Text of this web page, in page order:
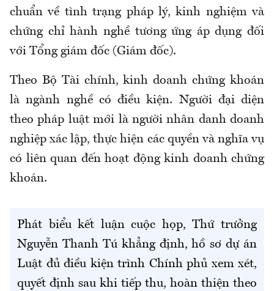
chuẩn về tình trạng pháp lý, kinh nghiệm và
chứng chỉ hành nghề tương ứng áp dụng đối
với Tổng giám đốc (Giám đốc).
Theo Bộ Tài chính, kinh doanh chứng khoán
là ngành nghề có điều kiện. Người đại diện
theo pháp luật mới là người nhân danh doanh
nghiệp xác lập, thực hiện các quyền và nghĩa vụ
có liên quan đến hoạt động kinh doanh chứng
khoán.
Phát biểu kết luận cuộc họp, Thứ trưởng
Nguyễn Thanh Tú khẳng định, hồ sơ dự án
Luật đủ điều kiện trình Chính phủ xem xét,
quyết định sau khi tiếp thu, hoàn thiện theo